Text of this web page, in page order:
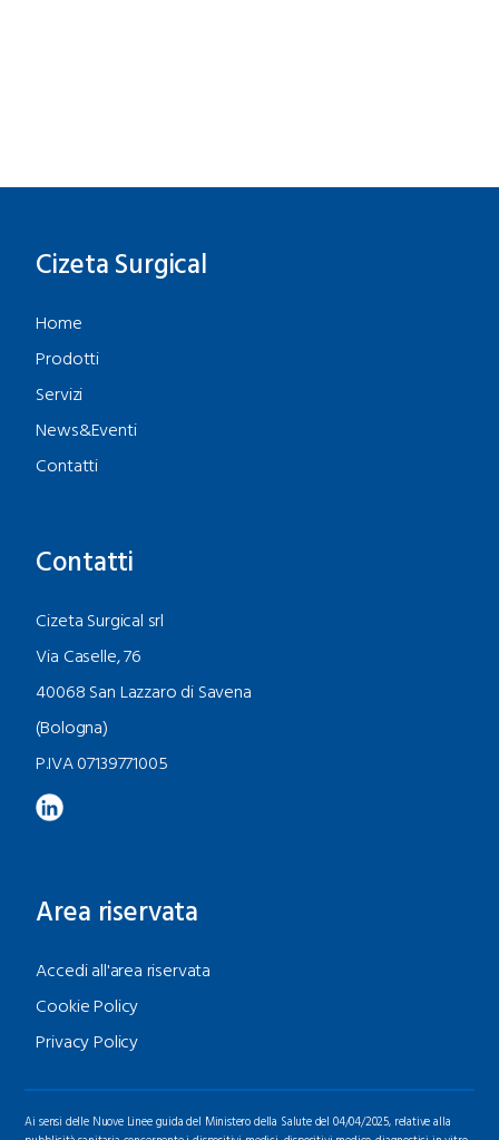
Cizeta Surgical
Home
Prodotti
Servizi
News&Eventi
Contatti
Contatti
Cizeta Surgical srl
Via Caselle, 76
40068 San Lazzaro di Savena
(Bologna)
P.IVA 07139771005
Area riservata
Accedi all'area riservata
Cookie Policy
Privacy Policy
Ai sensi delle Nuove Linee guida del Ministero della Salute del 04/04/2025, relative alla